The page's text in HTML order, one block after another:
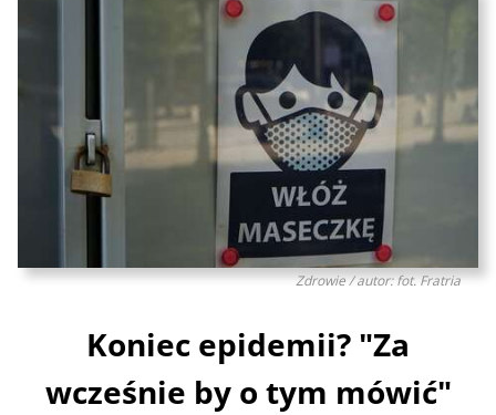
Zdrowie / autor: fot. Fratria
Koniec epidemii? "Za
wcześnie by o tym mówić"